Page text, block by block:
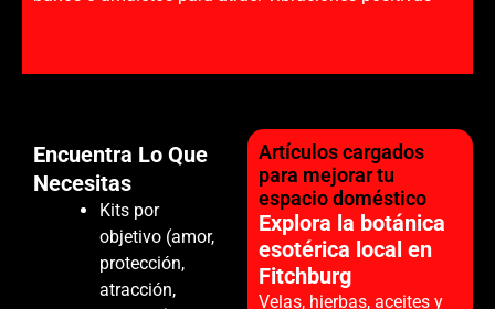
Encuentra Lo Que
Necesitas
Kits por
objetivo (amor,
protección,
atracción,
Artículos cargados
para mejorar tu
espacio doméstico
Explora la botánica
esotérica local en
Fitchburg
Velas, hierbas, aceites y